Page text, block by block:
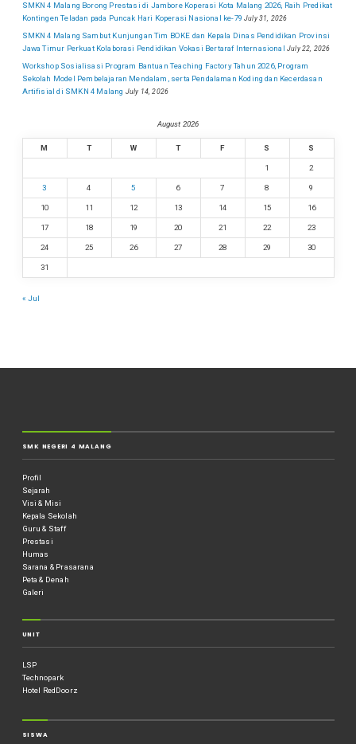
SMKN 4 Malang Borong Prestasi di Jambore Koperasi Kota Malang 2026, Raih Predikat
Kontingen Teladan pada Puncak Hari Koperasi Nasional ke-79 July 31, 2026
SMKN 4 Malang Sambut Kunjungan Tim BOKE dan Kepala Dinas Pendidikan Provinsi
Jawa Timur Perkuat Kolaborasi Pendidikan Vokasi Bertaraf Internasional July 22, 2026
Workshop Sosialisasi Program Bantuan Teaching Factory Tahun 2026, Program
Sekolah Model Pembelajaran Mendalam, serta Pendalaman Koding dan Kecerdasan
Artifisial di SMKN 4 Malang July 14, 2026
August 2026
M T W T F S S
1 2
3 4 5 6 7 8 9
10 11 12 13 14 15 16
17 18 19 20 21 22 23
24 25 26 27 28 29 30
31
« Jul
SMK NEGERI 4 MALANG
Profil
Sejarah
Visi & Misi
Kepala Sekolah
Guru & Staff
Prestasi
Humas
Sarana & Prasarana
Peta & Denah
Galeri
UNIT
LSP
Technopark
Hotel RedDoorz
SISWA